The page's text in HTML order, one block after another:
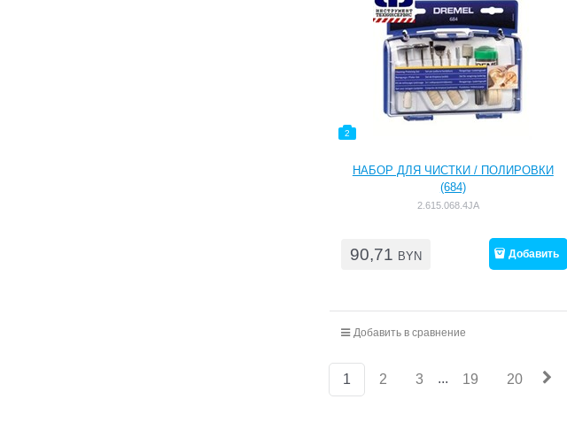
2
НАБОР ДЛЯ ЧИСТКИ / ПОЛИРОВКИ
(684)
2.615.068.4JA
90,71 BYN Добавить
Добавить в сравнение
1 2 3 ... 19 20